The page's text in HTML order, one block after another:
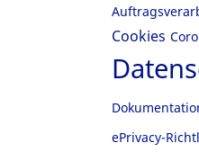
Cookies
ePrivacy-